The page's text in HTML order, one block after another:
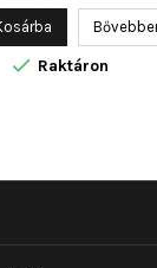
 Raktáron